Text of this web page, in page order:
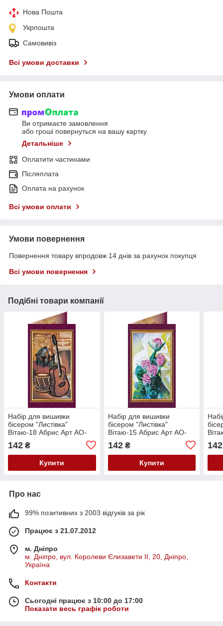
Нова Пошта
Укрпошта
Самовивіз
Всі умови доставки
Умови оплати
Ви отримаєте замовлення
або гроші повернуться на вашу картку
Детальніше
Оплатити частинами
Післяплата
Оплата на рахунок
Всі умови оплати
Умови повернення
Повернення товару впродовж 14 днів за рахунок покупця
Всі умови повернення
Подібні товари компанії
Набір для вишивки
бісером "Листівка"
Вітаю-18 Абрис Арт AO-
142 ₴
Купити
Набір для вишивки
бісером "Листівка"
Вітаю-15 Абрис Арт AO-
142₴
Купити
142
Про нас
99% позитивних з 2003 відгуків за рік
Працює з 21.07.2012
м. Дніпро
м. Дніпро, вул. Королеви Єлизавети ІІ, 20, Дніпро,
Україна
Контакти
Сьогодні працює з 10:00 до 17:00
Показати весь графік роботи